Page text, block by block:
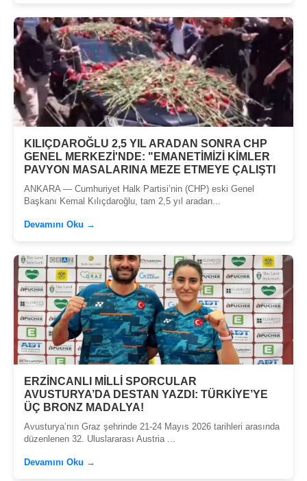
KILIÇDAROĞLU 2,5 YIL ARADAN SONRA CHP
GENEL MERKEZİ'NDE: "EMANETİMİZİ KİMLER
PAVYON MASALARINA MEZE ETMEYE ÇALIŞTI
ANKARA — Cumhuriyet Halk Partisi’nin (CHP) eski Genel
Başkanı Kemal Kılıçdaroğlu, tam 2,5 yıl aradan...
Devamını Oku →
ERZİNCANLI MİLLİ SPORCULAR
AVUSTURYA’DA DESTAN YAZDI: TÜRKİYE’YE
ÜÇ BRONZ MADALYA!
Avusturya’nın Graz şehrinde 21-24 Mayıs 2026 tarihleri arasında
düzenlenen 32. Uluslararası Austria ...
Devamını Oku →